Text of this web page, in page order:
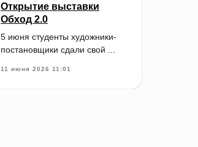
Открытие выставки
Обход 2.0
5 июня студенты художники-
постановщики сдали свой ...
11 июня 2026 11:01